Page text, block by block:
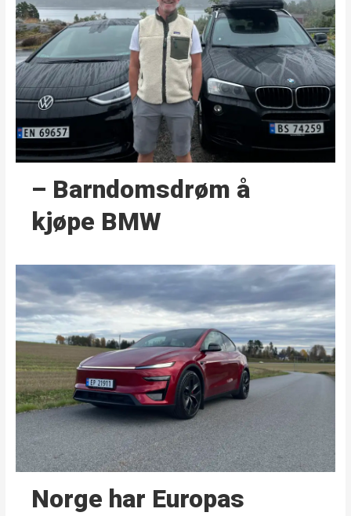
– Barndoms­drøm å
kjøpe BMW
Norge har Europas